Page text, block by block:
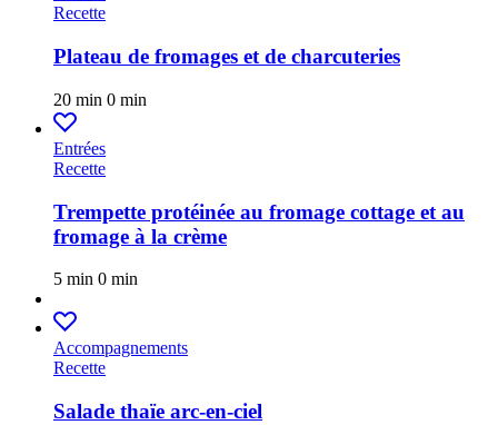
Recette
Plateau de fromages et de charcuteries
20 min 0 min
Entrées
Recette
Trempette protéinée au fromage cottage et au
fromage à la crème
5 min 0 min
Accompagnements
Recette
Salade thaïe arc-en-ciel